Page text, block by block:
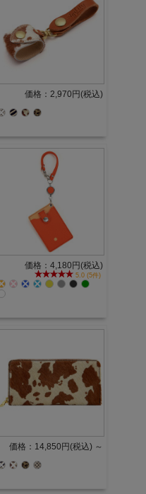
価格：2,970円(税込)
価格：4,180円(税込)
5.0 (5件)
価格：14,850円(税込) ～